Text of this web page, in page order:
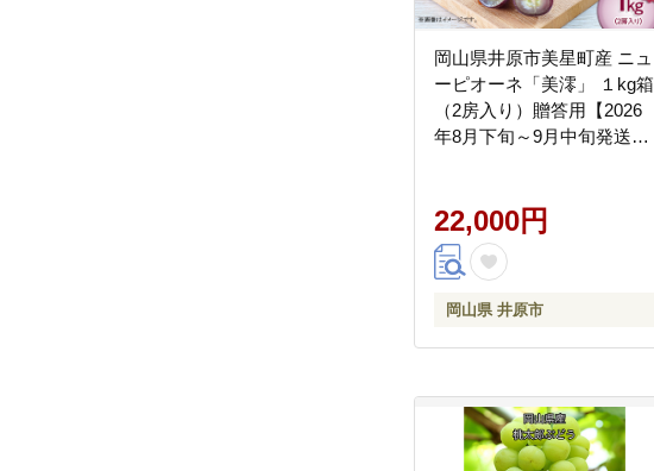
岡山県井原市美星町産 ニュ
ーピオーネ「美澪」 １kg箱
（2房入り）贈答用【2026
年8月下旬～9月中旬発送予
22,000円
岡山県 井原市